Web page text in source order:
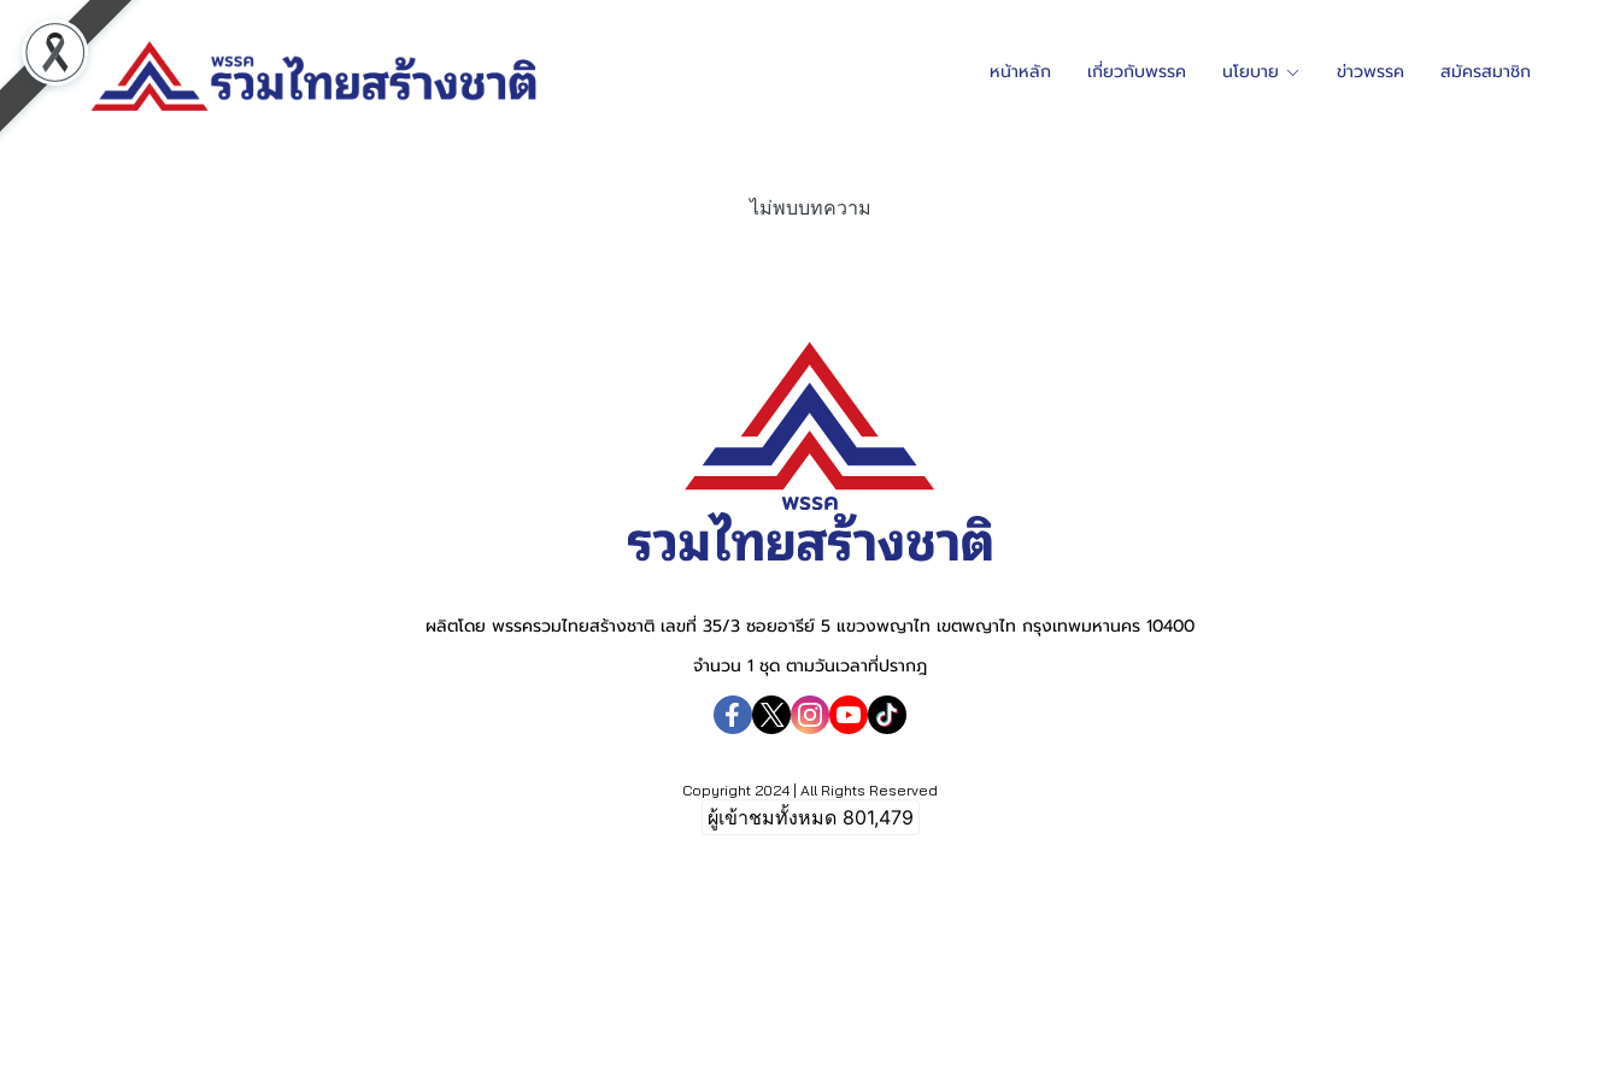
หน้าหลัก เกี่ยวกับพรรค นโยบาย ข่าวพรรค สมัครสมาชิก
ไม่พบบทความ
ผลิตโดย พรรครวมไทยสร้างชาติ เลขที่ 35/3 ซอยอารีย์ 5 แขวงพญาไท เขตพญาไท กรุงเทพมหานคร 10400
จำนวน 1 ชุด ตามวันเวลาที่ปรากฎ
Copyright 2024 | All Rights Reserved
ผู้เข้าชมทั้งหมด 801,479